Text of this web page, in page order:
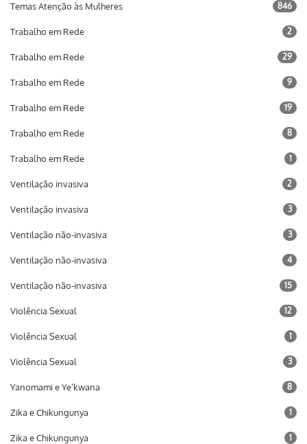
Temas Atenção às Mulheres 846
Trabalho em Rede 2
Trabalho em Rede 29
Trabalho em Rede 9
Trabalho em Rede 19
Trabalho em Rede 8
Trabalho em Rede 1
Ventilação invasiva 2
Ventilação invasiva 3
Ventilação não-invasiva 3
Ventilação não-invasiva 4
Ventilação não-invasiva 15
Violência Sexual 12
Violência Sexual 1
Violência Sexual 3
Yanomami e Ye’kwana 8
Zika e Chikungunya 1
Zika e Chikungunya 1